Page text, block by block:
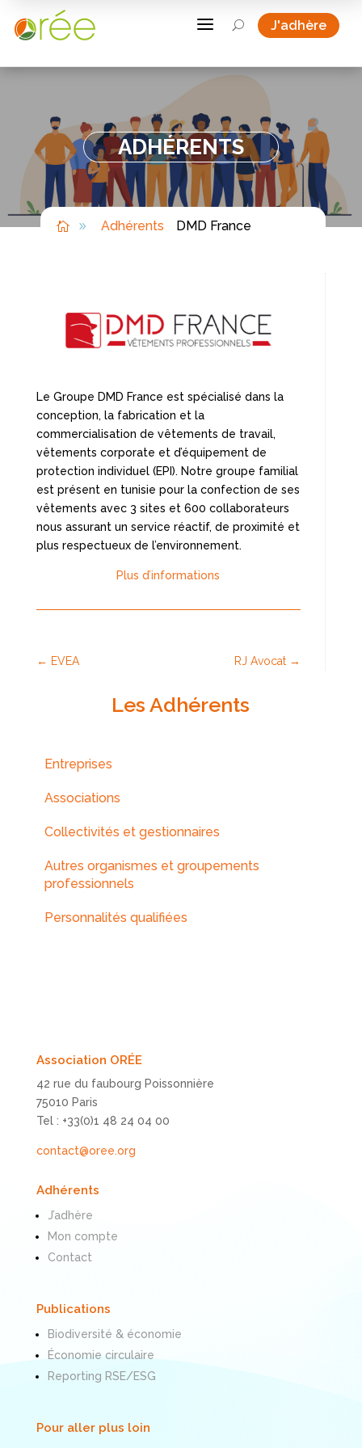
a U J'adhère
ADHÉRENTS
 9 Adhérents DMD France
Le Groupe DMD France est spécialisé dans la
conception, la fabrication et la
commercialisation de vêtements de travail,
vêtements corporate et d’équipement de
protection individuel (EPI). Notre groupe familial
est présent en tunisie pour la confection de ses
vêtements avec 3 sites et 600 collaborateurs
nous assurant un service réactif, de proximité et
plus respectueux de l’environnement.
Plus d’informations
← EVEA RJ Avocat →
Les Adhérents
Entreprises
Associations
Collectivités et gestionnaires
Autres organismes et groupements
professionnels
Personnalités qualifiées
Association ORÉE
42 rue du faubourg Poissonnière
75010 Paris
Tel : +33(0)1 48 24 04 00
contact@oree.org
Adhérents
J’adhère
Mon compte
Contact
Publications
Biodiversité & économie
Économie circulaire
Reporting RSE/ESG
Pour aller plus loin